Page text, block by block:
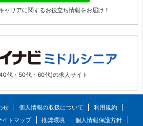
ャリアに関するお役立ち情報をお届け！
代・50代・60代)の求人サイト
せ 個人情報の取扱について
利用規約
イトマップ 推奨環境 個人情報保護方針